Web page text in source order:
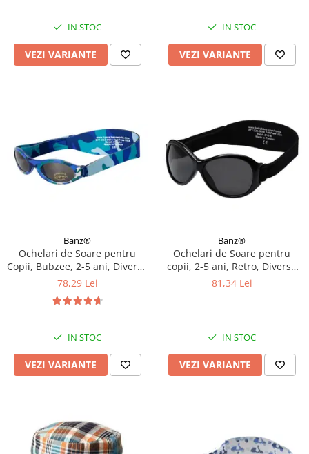
IN STOC
VEZI VARIANTE
IN STOC
VEZI VARIANTE
Banz®
Ochelari de Soare pentru
Copii, Bubzee, 2-5 ani, Diverse
culori
78,29 Lei
IN STOC
VEZI VARIANTE
Banz®
Ochelari de Soare pentru
copii, 2-5 ani, Retro, Diverse
culori
81,34 Lei
IN STOC
VEZI VARIANTE